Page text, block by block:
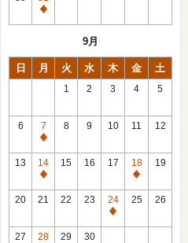
日
休
9月
日 月 火 水 木 金 土
1 2 3 4 5
6
7
休
館
日
8 9 10 11 12
13
14
休
館
15 16 17
18
休
館
19
20 21 22 23
24
休
25 26
27
28
29 30